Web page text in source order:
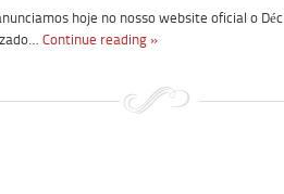
hoje no nosso website oficial o
Continue reading »